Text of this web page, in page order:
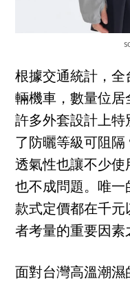
根據交通統計，全
輛機車，數量位居
許多外套設計上特
了防曬等級可阻
透氣性也讓不少使
也不成問題。唯一
款式定價都在千元
者考量的重要因素
面對台灣高溫潮